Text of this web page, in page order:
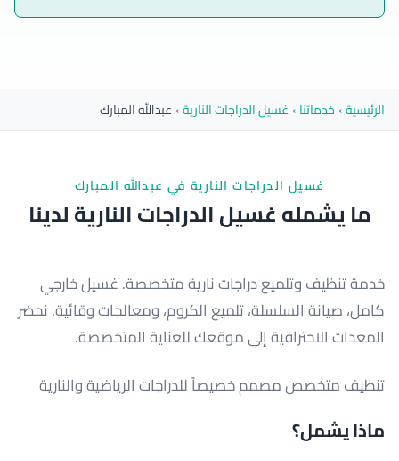
الرئيسية›خدماتنا›غسيل الدراجات النارية›عبدالله المبارك
غسيل الدراجات النارية في عبدالله المبارك
ما يشمله غسيل الدراجات النارية لدينا
خدمة تنظيف وتلميع دراجات نارية متخصصة. غسيل خارجي
كامل، صيانة السلسلة، تلميع الكروم، ومعالجات وقائية. نحضر
المعدات الاحترافية إلى موقعك للعناية المتخصصة.
تنظيف متخصص مصمم خصيصاً للدراجات الرياضية والنارية
ماذا يشمل؟